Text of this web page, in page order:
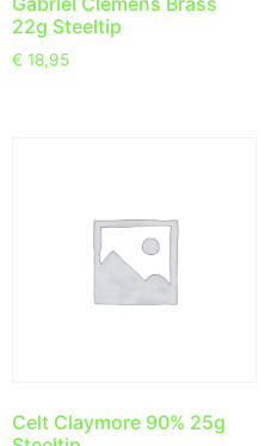
22g Steeltip
€ 18,95
Celt Claymore 90% 25g